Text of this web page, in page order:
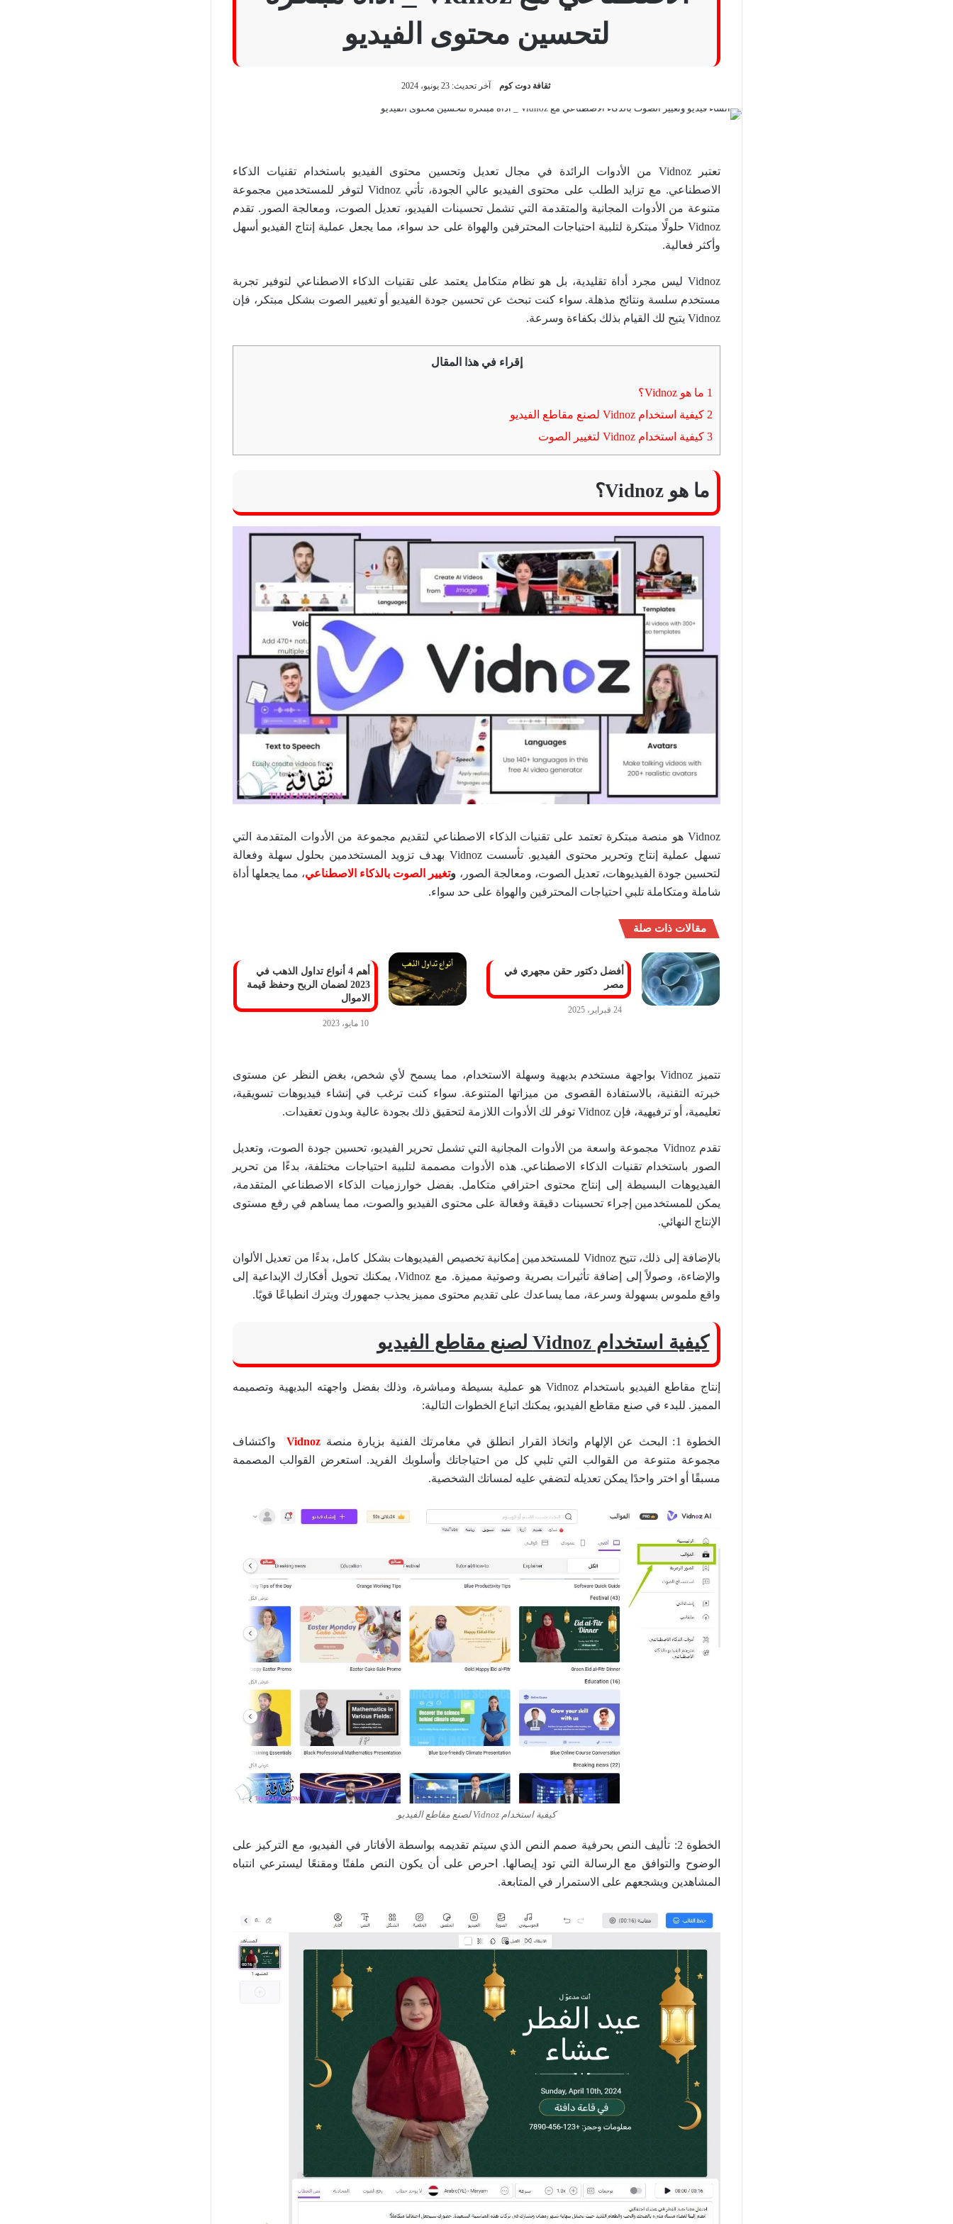
لتحسين محتوى الفيديو
ثقافة دوت كوم آخر تحديث: 23 يونيو، 2024
تعتبر Vidnoz من الأدوات الرائدة في مجال تعديل وتحسين محتوى الفيديو باستخدام تقنيات الذكاء
الاصطناعي. مع تزايد الطلب على محتوى الفيديو عالي الجودة، تأتي Vidnoz لتوفر للمستخدمين مجموعة
متنوعة من الأدوات المجانية والمتقدمة التي تشمل تحسينات الفيديو، تعديل الصوت، ومعالجة الصور. تقدم
Vidnoz حلولًا مبتكرة لتلبية احتياجات المحترفين والهواة على حد سواء، مما يجعل عملية إنتاج الفيديو أسهل
وأكثر فعالية.
Vidnoz ليس مجرد أداة تقليدية، بل هو نظام متكامل يعتمد على تقنيات الذكاء الاصطناعي لتوفير تجربة
مستخدم سلسة ونتائج مذهلة. سواء كنت تبحث عن تحسين جودة الفيديو أو تغيير الصوت بشكل مبتكر، فإن
Vidnoz يتيح لك القيام بذلك بكفاءة وسرعة.
إقراء في هذا المقال
1 ما هو Vidnoz؟
2 كيفية استخدام Vidnoz لصنع مقاطع الفيديو
3كيفية استخدام Vidnoz لتغيير الصوت
ما هو Vidnoz؟
Vidnoz هو منصة مبتكرة تعتمد على تقنيات الذكاء الاصطناعي لتقديم مجموعة من الأدوات المتقدمة التي
تسهل عملية إنتاج وتحرير محتوى الفيديو. تأسست Vidnoz بهدف تزويد المستخدمين بحلول سهلة وفعالة
لتحسين جودة الفيديوهات، تعديل الصوت، ومعالجة الصور، وتغيير الصوت بالذكاء الاصطناعي، مما يجعلها أداة
شاملة ومتكاملة تلبي احتياجات المحترفين والهواة على حد سواء.
مقالات ذات صلة
أفضل دكتور حقن مجهري في
مصر
24 فبراير، 2025
أهم 4 أنواع تداول الذهب في
2023 لضمان الربح وحفظ قيمة
الاموال
10 مايو، 2023
تتميز Vidnoz بواجهة مستخدم بديهية وسهلة الاستخدام، مما يسمح لأي شخص، بغض النظر عن مستوى
خبرته التقنية، بالاستفادة القصوى من ميزاتها المتنوعة. سواء كنت ترغب في إنشاء فيديوهات تسويقية،
تعليمية، أو ترفيهية، فإن Vidnoz توفر لك الأدوات اللازمة لتحقيق ذلك بجودة عالية وبدون تعقيدات.
تقدم Vidnoz مجموعة واسعة من الأدوات المجانية التي تشمل تحرير الفيديو، تحسين جودة الصوت، وتعديل
الصور باستخدام تقنيات الذكاء الاصطناعي. هذه الأدوات مصممة لتلبية احتياجات مختلفة، بدءًا من تحرير
الفيديوهات البسيطة إلى إنتاج محتوى احترافي متكامل. بفضل خوارزميات الذكاء الاصطناعي المتقدمة،
يمكن للمستخدمين إجراء تحسينات دقيقة وفعالة على محتوى الفيديو والصوت، مما يساهم في رفع مستوى
الإنتاج النهائي.
بالإضافة إلى ذلك، تتيح Vidnoz للمستخدمين إمكانية تخصيص الفيديوهات بشكل كامل، بدءًا من تعديل الألوان
والإضاءة، وصولاً إلى إضافة تأثيرات بصرية وصوتية مميزة. مع Vidnoz، يمكنك تحويل أفكارك الإبداعية إلى
واقع ملموس بسهولة وسرعة، مما يساعدك على تقديم محتوى مميز يجذب جمهورك ويترك انطباعًا قويًا.
كيفية استخدام Vidnoz لصنع مقاطع الفيديو
إنتاج مقاطع الفيديو باستخدام Vidnoz هو عملية بسيطة ومباشرة، وذلك بفضل واجهته البديهية وتصميمه
المميز. للبدء في صنع مقاطع الفيديو، يمكنك اتباع الخطوات التالية:
الخطوة 1: البحث عن الإلهام واتخاذ القرار انطلق في مغامرتك الفنية بزيارة منصة Vidnozواكتشاف
مجموعة متنوعة من القوالب التي تلبي كل من احتياجاتك وأسلوبك الفريد. استعرض القوالب المصممة
مسبقًا أو اختر واحدًا يمكن تعديله لتضفي عليه لمساتك الشخصية.
كيفية استخدام Vidnoz لصنع مقاطع الفيديو
الخطوة 2: تأليف النص بحرفية صمم النص الذي سيتم تقديمه بواسطة الأفاتار في الفيديو، مع التركيز على
الوضوح والتوافق مع الرسالة التي تود إيصالها. احرص على أن يكون النص ملفتًا ومقنعًا ليسترعي انتباه
المشاهدين ويشجعهم على الاستمرار في المتابعة.